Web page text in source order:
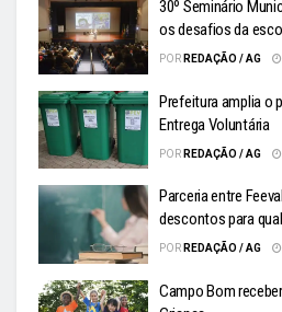
30º Seminário
os desafios da
POR REDAÇÃO / AG
Prefeitura amplia o
Entrega Voluntária
POR REDAÇÃO / AG
Parceria entre
descontos para
POR REDAÇÃO / AG
Campo Bom